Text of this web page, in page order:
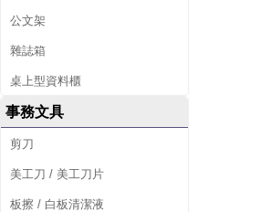
公文架
雜誌箱
桌上型資料櫃
事務文具
剪刀
美工刀 / 美工刀片
板擦 / 白板清潔液